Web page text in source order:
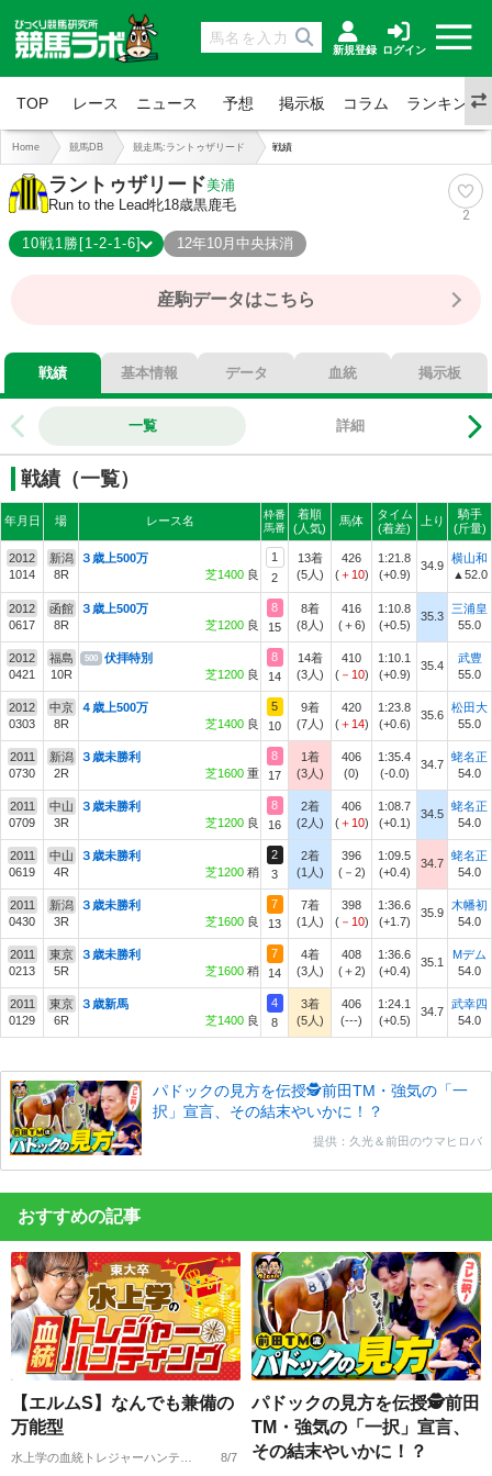
新規登録 ログイン
TOP レース ニュース 予想 掲示板 コラム ランキング
Home 競馬DB 競走馬:ラントゥザリード 戦績
ラントゥザリード美浦
Run to the Lead牝18歳黒鹿毛
2
10戦1勝[1-2-1-6]
12年10月中央抹消
1-2-1-6
30%
複勝 40%
産駒データはこちら
戦績 基本情報 データ 血統 掲示板
一覧 詳細
戦績（一覧）
年月日 場 レース名
枠番
馬番
着順
(人気)
馬体
タイム
(着差)
上り
騎手
(斤量)
2012
1014
新潟
8R
３歳上500万
芝1400 良
1
2
13着
(5人)
426
(＋10)
1:21.8
(+0.9)
34.9
横山和
▲52.0
2012
0617
函館
8R
３歳上500万
芝1200 良
8
15
8着
(8人)
416
(＋6)
1:10.8
(+0.5)
35.3
三浦皇
55.0
2012
0421
福島
10R
500
伏拝特別
芝1200 良
8
14
14着
(3人)
410
(－10)
1:10.1
(+0.9)
35.4
武豊
55.0
2012
0303
中京
8R
４歳上500万
芝1400 良
5
10
9着
(7人)
420
(＋14)
1:23.8
(+0.6)
35.6
松田大
55.0
2011
0730
新潟
2R
３歳未勝利
芝1600 重
8
17
1着
(3人)
406
(0)
1:35.4
(-0.0)
34.7
蛯名正
54.0
2011
0709
中山
3R
３歳未勝利
芝1200 良
8
16
2着
(2人)
406
(＋10)
1:08.7
(+0.1)
34.5
蛯名正
54.0
2011
0619
中山
4R
３歳未勝利
芝1200 稍
2
3
2着
(1人)
396
(－2)
1:09.5
(+0.4)
34.7
蛯名正
54.0
2011
0430
新潟
3R
３歳未勝利
芝1600 良
7
13
7着
(1人)
398
(－10)
1:36.6
(+1.7)
35.9
木幡初
54.0
2011
0213
東京
5R
３歳未勝利
芝1600 稍
7
14
4着
(3人)
408
(＋2)
1:36.6
(+0.4)
35.1
Mデム
54.0
2011
0129
東京
6R
３歳新馬
芝1400 良
4
8
3着
(5人)
406
(---)
1:24.1
(+0.5)
34.7
武幸四
54.0
パドックの見方を伝授🕵前田TM・強気の「一
択」宣言、その結末やいかに！？
提供：久光＆前田のウマヒロバ
おすすめの記事
【エルムS】なんでも兼備の
万能型
8/7
パドックの見方を伝授🕵前田
TM・強気の「一択」宣言、
その結末やいかに！？